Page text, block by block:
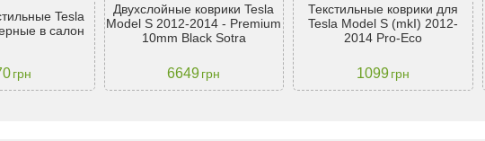
Tesla
в салон
грн
Двухслойные коврики Tesla
Model S 2012-2014 - Premium
10mm Black Sotra
6649грн
Текстильные коврики для
Tesla Model S (mkI) 2012-
2014 Pro-Eco
1099грн